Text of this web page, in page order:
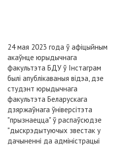
24 мая 2023 года ў афіцыйным
акаўнце юрыдычнага
факультэта БДУ ў Інстаграм
былі апублікаваныя відэа, дзе
студэнт юрыдычнага
факультэта Беларускага
дзяржаўнага ўніверсітэта
"прызнаецца" ў распаўсюдзе
"дыскрэдытуючых звестак у
дачыненні да адміністрацыі